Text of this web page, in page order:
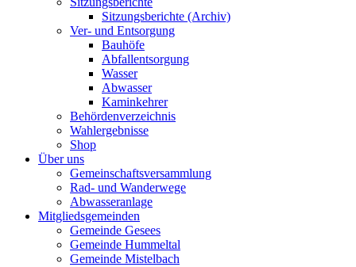
Sitzungsberichte (Archiv)
Ver- und Entsorgung
Bauhöfe
Abfallentsorgung
Wasser
Abwasser
Kaminkehrer
Behördenverzeichnis
Wahlergebnisse
Shop
Über uns
Gemeinschaftsversammlung
Rad- und Wanderwege
Abwasseranlage
Mitgliedsgemeinden
Gemeinde Gesees
Gemeinde Hummeltal
Gemeinde Mistelbach